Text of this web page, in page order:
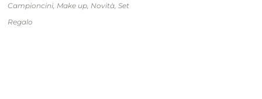
Campioncini, Make up, Novità,Set
Regalo